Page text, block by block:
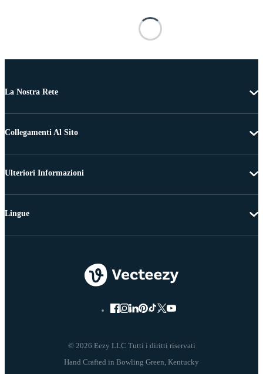
La Nostra Rete
Collegamenti Al Sito
Ulteriori Informazioni
© 2026 Eezy LLC Tutti i diritti riservati
Lingue